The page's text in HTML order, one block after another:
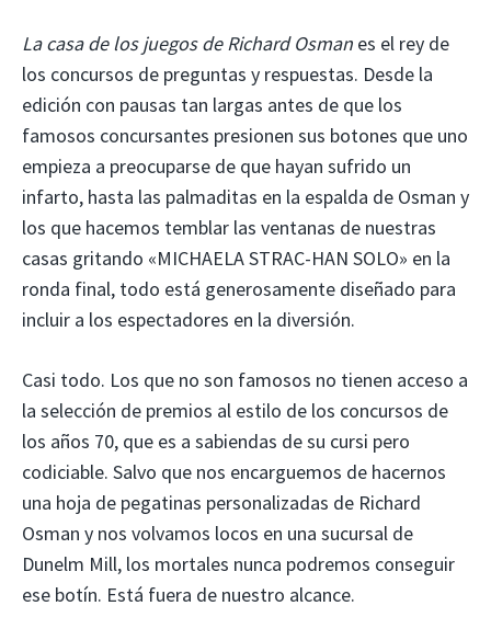
La casa de los juegos de Richard Osman es el rey de
los concursos de preguntas y respuestas. Desde la
edición con pausas tan largas antes de que los
famosos concursantes presionen sus botones que uno
empieza a preocuparse de que hayan sufrido un
infarto, hasta las palmaditas en la espalda de Osman y
los que hacemos temblar las ventanas de nuestras
casas gritando «MICHAELA STRAC-HAN SOLO» en la
ronda final, todo está generosamente diseñado para
incluir a los espectadores en la diversión.
Casi todo. Los que no son famosos no tienen acceso a
la selección de premios al estilo de los concursos de
los años 70, que es a sabiendas de su cursi pero
codiciable. Salvo que nos encarguemos de hacernos
una hoja de pegatinas personalizadas de Richard
Osman y nos volvamos locos en una sucursal de
Dunelm Mill, los mortales nunca podremos conseguir
ese botín. Está fuera de nuestro alcance.